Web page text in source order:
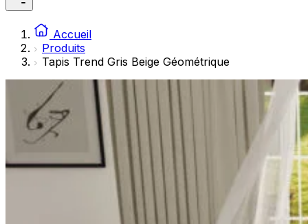
Accueil
Produits
Tapis Trend Gris Beige Géométrique
Les cookies non classés sont des cookies qui sont en